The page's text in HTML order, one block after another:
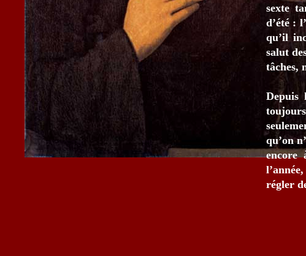
sexte
d’été :
qu’il
salut
tâches,
Depuis
qu’on
encore
régler